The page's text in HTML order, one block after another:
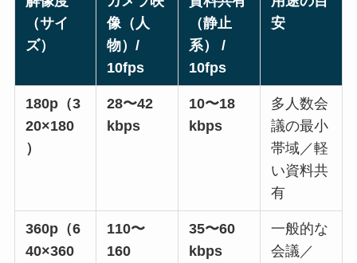
（サイ
ズ）
像（人
物）/
10fps
（静止
系）
/
10fps
安
180p（3
20×180
）
28〜42
kbps
10〜18
kbps
多人数会
議の最小
帯域／軽
い資料共
有
360p（6
40×360
110〜
160
35〜60
kbps
一般的な
会議／